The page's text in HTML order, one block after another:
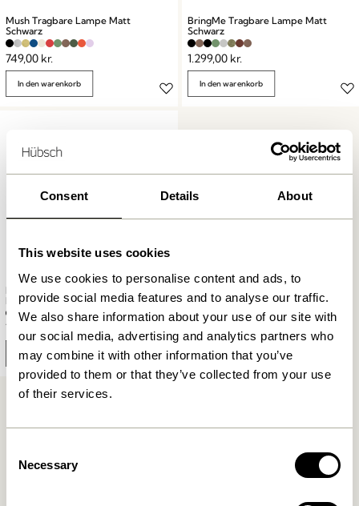
Consent Details About
This website uses cookies
We use cookies to personalise content and ads, to
provide social media features and to analyse our traffic.
We also share information about your use of our site with
our social media, advertising and analytics partners who
may combine it with other information that you’ve
provided to them or that they’ve collected from your use
of their services.
Selection
Necessary
Mush Tragbare Lampe Matt
Schwarz
749,00 kr.
In den warenkorb
BringMe Tragbare Lampe Matt
Schwarz
1.299,00 kr.
In den warenkorb
BringMe Tragbare Lampe Mini
Matt Schwarz
749,00
In den warenkorb